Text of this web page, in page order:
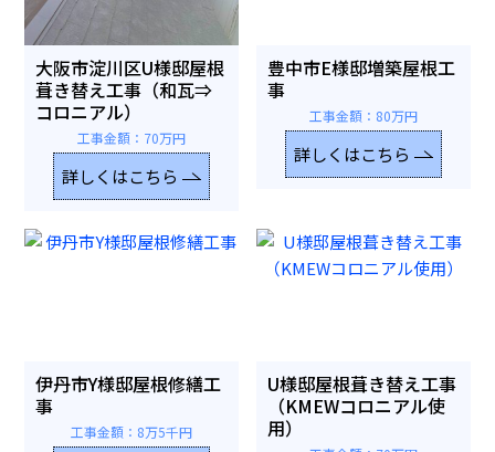
大阪市淀川区U様邸屋根
葺き替え工事（和瓦⇒
コロニアル）
工事金額：70万円
詳しくはこちら
豊中市E様邸増築屋根工
事
工事金額：80万円
詳しくはこちら
伊丹市Y様邸屋根修繕工
事
工事金額：8万5千円
U様邸屋根葺き替え工事
（KMEWコロニアル使
用）